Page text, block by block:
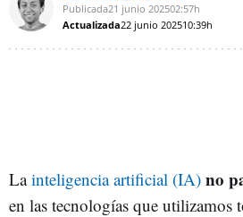
Publicada21 junio 202502:57h
Actualizada22 junio 202510:39h
Lainteligencia artificial (IA) no
en las tecnologías que utilizamos